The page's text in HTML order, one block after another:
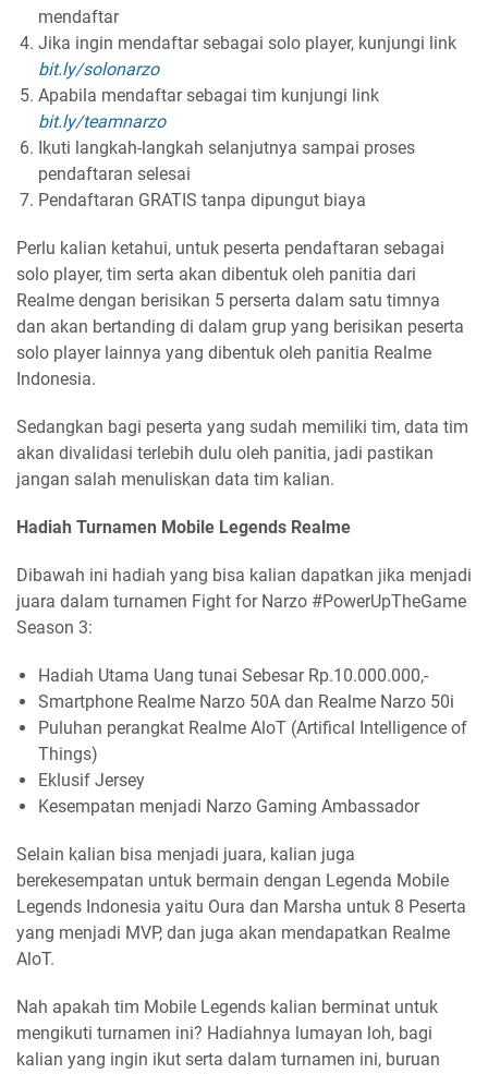
mendaftar
Jika ingin mendaftar sebagai solo player, kunjungi link
bit.ly/solonarzo
Apabila mendaftar sebagai tim kunjungi link
bit.ly/teamnarzo
Ikuti langkah-langkah selanjutnya sampai proses
pendaftaran selesai
Pendaftaran GRATIS tanpa dipungut biaya
Perlu kalian ketahui, untuk peserta pendaftaran sebagai
solo player, tim serta akan dibentuk oleh panitia dari
Realme dengan berisikan 5 perserta dalam satu timnya
dan akan bertanding di dalam grup yang berisikan peserta
solo player lainnya yang dibentuk oleh panitia Realme
Indonesia.
Sedangkan bagi peserta yang sudah memiliki tim, data tim
akan divalidasi terlebih dulu oleh panitia, jadi pastikan
jangan salah menuliskan data tim kalian.
Hadiah Turnamen Mobile Legends Realme
Dibawah ini hadiah yang bisa kalian dapatkan jika menjadi
juara dalam turnamen Fight for Narzo #PowerUpTheGame
Season 3:
Hadiah Utama Uang tunai Sebesar Rp.10.000.000,-
Smartphone Realme Narzo 50A dan Realme Narzo 50i
Puluhan perangkat Realme AloT (Artifical Intelligence of
Things)
Eklusif Jersey
Kesempatan menjadi Narzo Gaming Ambassador
Selain kalian bisa menjadi juara, kalian juga
berekesempatan untuk bermain dengan Legenda Mobile
Legends Indonesia yaitu Oura dan Marsha untuk 8 Peserta
yang menjadi MVP, dan juga akan mendapatkan Realme
AloT.
Nah apakah tim Mobile Legends kalian berminat untuk
mengikuti turnamen ini? Hadiahnya lumayan loh, bagi
kalian yang ingin ikut serta dalam turnamen ini, buruan